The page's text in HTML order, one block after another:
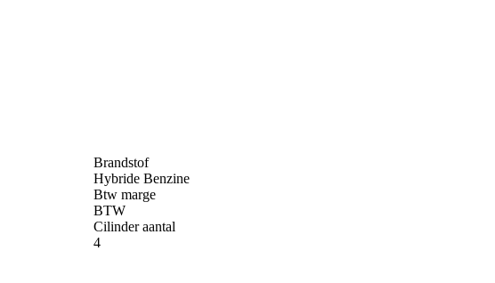
Brandstof
Hybride Benzine
Btw marge
BTW
Cilinder aantal
4